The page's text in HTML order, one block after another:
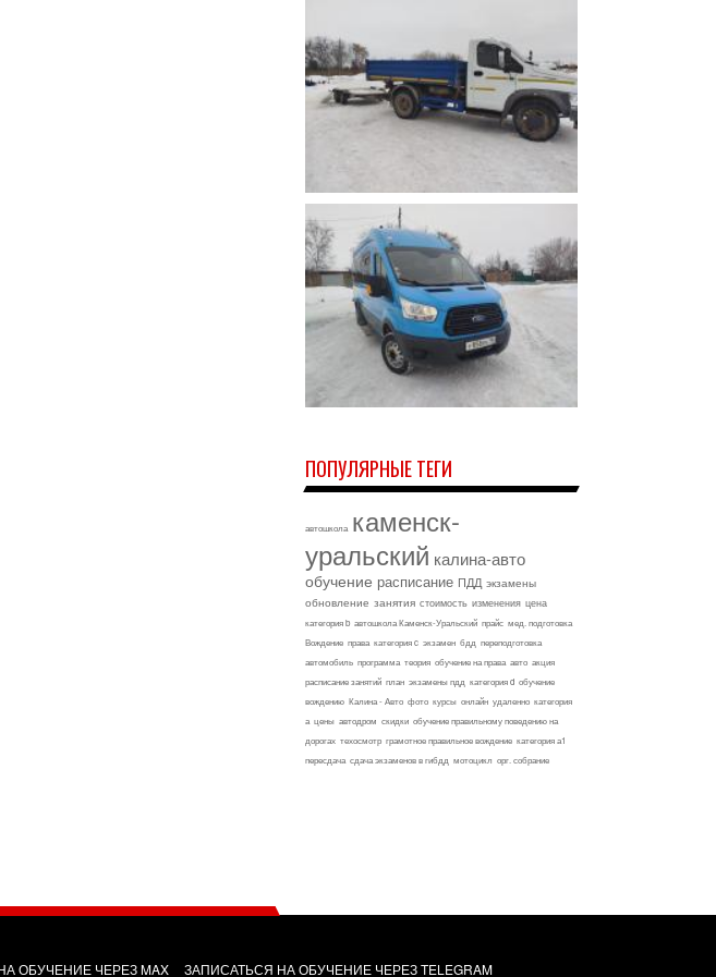
ПОПУЛЯРНЫЕ ТЕГИ
автошкола каменск-
уральский калина-авто
обучение расписание ПДД экзамены
обновление занятия стоимость изменения цена
категория b автошкола Каменск-Уральский прайс мед. подготовка
Вождение права категория c экзамен бдд переподготовка
автомобиль программа теория обучение на права авто акция
расписание занятий план экзамены пдд категория d обучение
вождению Калина - Авто фото курсы онлайн удаленно категория
а цены автодром скидки обучение правильному поведению на
дорогах техосмотр грамотное правильное вождение категория а1
пересдача сдача экзаменов в гибдд мотоцикл орг. собрание
ОБУЧЕНИЕ ЧЕРЕЗ MAX
ЗАПИСАТЬСЯ НА ОБУЧЕНИЕ ЧЕРЕЗ TELEGRAM